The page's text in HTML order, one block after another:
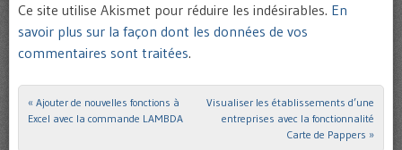
Ce site utilise Akismet pour réduire les indésirables. En
savoir plus sur la façon dont les données de vos
commentaires sont traitées.
Post navigation
« Ajouter de nouvelles fonctions à
Excel avec la commande LAMBDA
Visualiser les établissements d’une
entreprises avec la fonctionnalité
Carte de Pappers »